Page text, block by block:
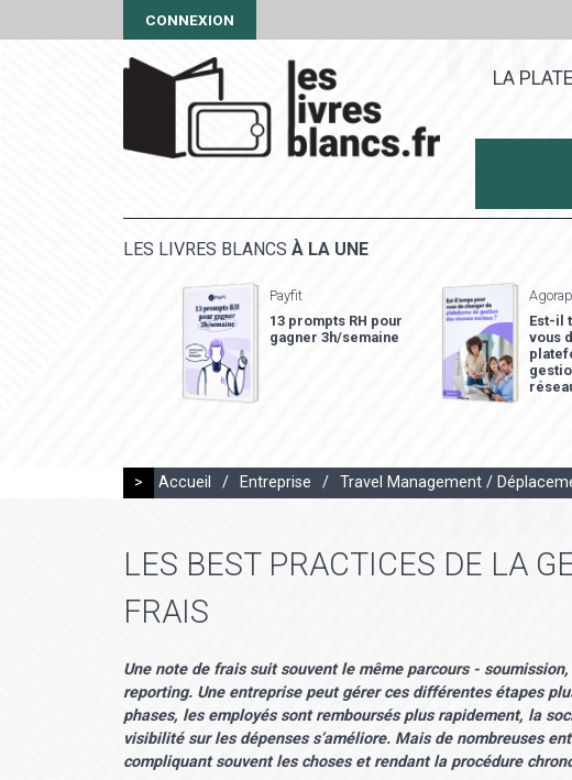
CONNEXION
LA
LES LIVRES BLANCS À LA UNE
Payfit
13 prompts RH pour
gagner 3h/semaine
Est-il
vous
> Accueil / Entreprise / Travel Management /
LES BEST PRACTICES DE LA
FRAIS
Une note de frais suit souvent le même parcours -
reporting. Une entreprise peut gérer ces différentes étapes
phases, les employés sont remboursés plus rapidement, la
visibilité sur les dépenses s’améliore. Mais de nombreuses
compliquant souvent les choses et rendant la procédure